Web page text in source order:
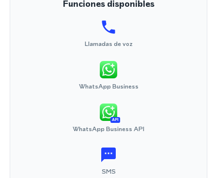
Funciones disponibles
Llamadas de voz
WhatsApp Business
API
WhatsApp Business API
SMS